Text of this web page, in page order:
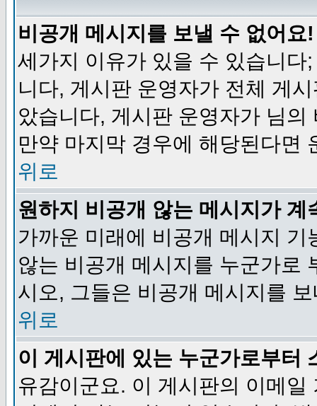
비공개 메시지를 보낼 수 없어요!
세가지 이유가 있을 수 있습니
니다, 게시판 운영자가 전체 게
았습니다, 게시판 운영자가 님
만약 마지막 경우에 해당된다면
위로
원하지 비공개 않는 메시지가 계
가까운 미래에 비공개 메시지
않는 비공개 메시지를 누군가로
시오, 그들은 비공개 메시지를
위로
이 게시판에 있는 누군가로부터
유감이군요. 이 게시판의 이메